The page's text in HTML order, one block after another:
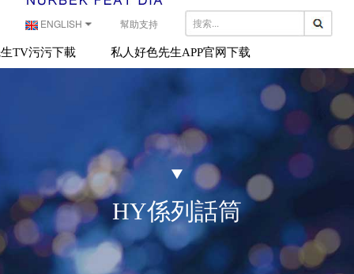
ENGLISH 幫助支持
TV污污下載 私人好色先生APP官网下载
HY係列話筒